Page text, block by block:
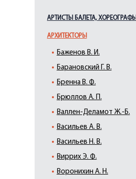
АРТИСТЫ БАЛЕТА, ХОРЕОГРАФЫ
АРХИТЕКТОРЫ
Баженов В. И.
Барановский Г. В.
Бренна В. Ф.
Брюллов А. П.
Валлен-Деламот Ж.-Б.
Васильев А. В.
Васильев Н. В.
Виррих Э. Ф.
Воронихин А. Н.